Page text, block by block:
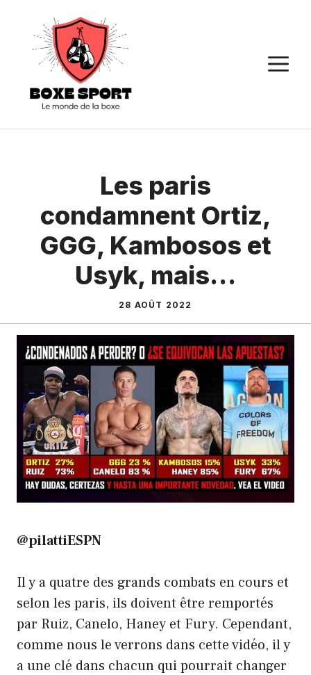
contenu
Les paris
condamnent Ortiz,
GGG, Kambosos et
Usyk, mais…
28 AOÛT 2022
@pilattiESPN
Il y a quatre des grands combats en cours et
selon les paris, ils doivent être remportés
par Ruiz, Canelo, Haney et Fury. Cependant,
comme nous le verrons dans cette vidéo, il y
a une clé dans chacun qui pourrait changer